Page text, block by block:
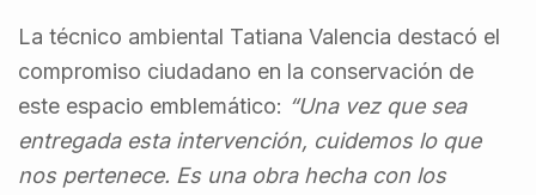
La técnico ambiental Tatiana Valencia destacó el
compromiso ciudadano en la conservación de
este espacio emblemático: “Una vez que sea
entregada esta intervención, cuidemos lo que
nos pertenece. Es una obra hecha con los